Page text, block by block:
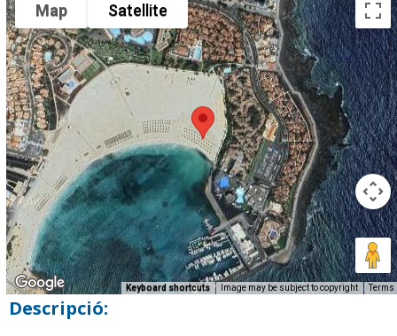
Map Satellite
Keyboard shortcuts Image may be subject to copyright Terms
Descripció: